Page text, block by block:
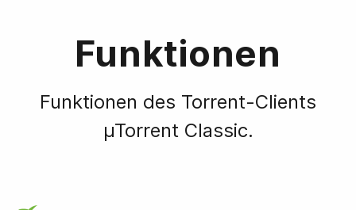
Funktionen
Funktionen des Torrent-Clients
µTorrent Classic.